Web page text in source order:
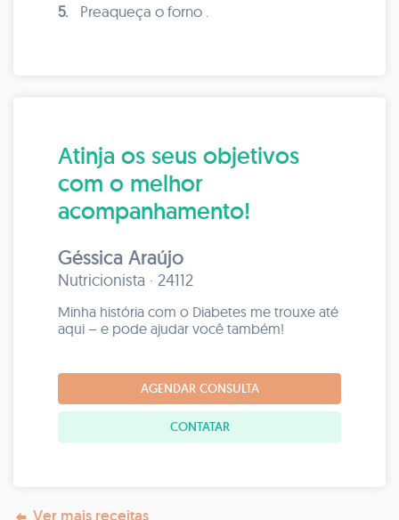
5.
Preaqueça o forno .
Atinja os seus objetivos
com o melhor
acompanhamento!
Géssica Araújo
Nutricionista · 24112
Minha história com o Diabetes me trouxe até
aqui – e pode ajudar você também!
AGENDAR CONSULTA
CONTATAR
Ver mais receitas